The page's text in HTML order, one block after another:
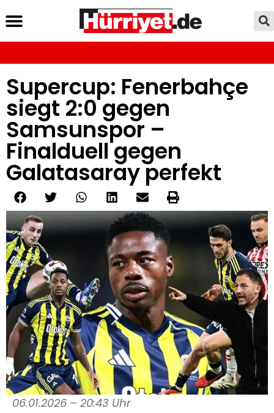
Supercup: Fenerbahçe
siegt 2:0 gegen
Samsunspor –
Finalduell gegen
Galatasaray perfekt
06.01.2026 – 20:43 Uhr